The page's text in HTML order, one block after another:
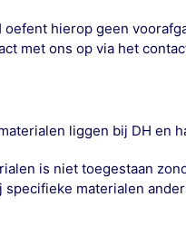
hierop geen
met ons op via het
liggen bij DH en
is niet toegestaan
materialen